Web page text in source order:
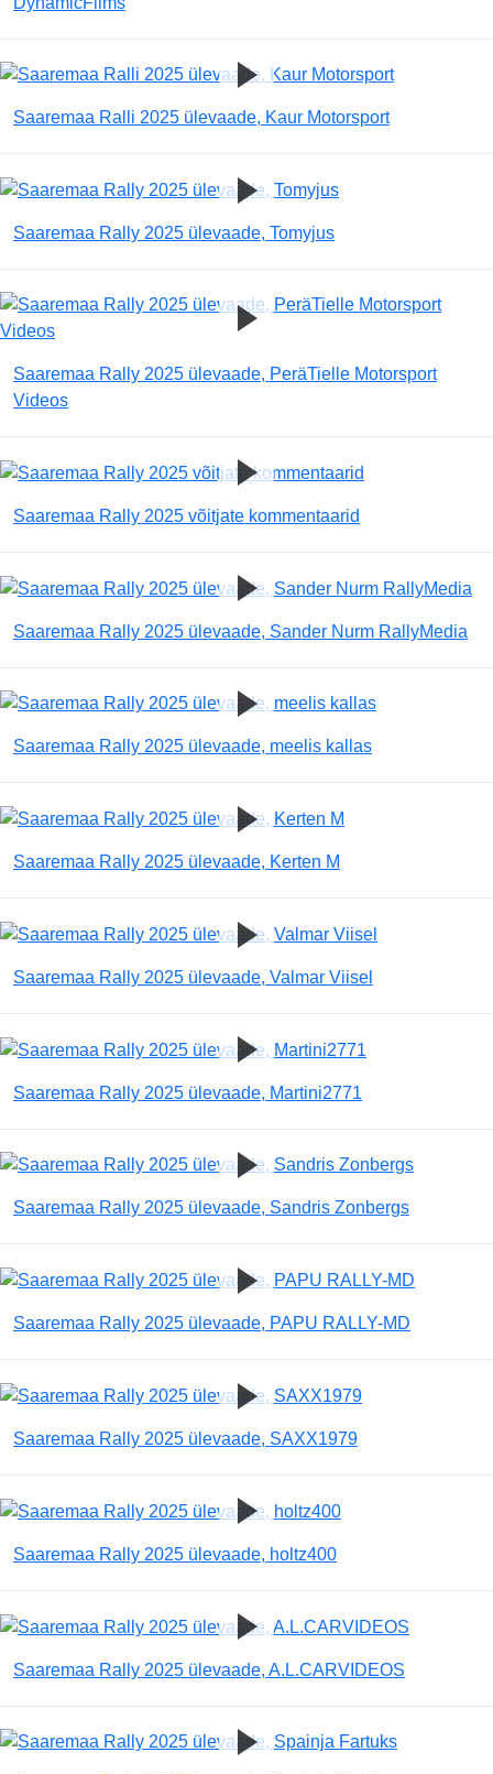
Saaremaa Ralli 2025 ülevaade, Kaur Motorsport
Saaremaa Rally 2025 ülevaade, Tomyjus
Saaremaa Rally 2025 ülevaade, PeräTielle Motorsport
Videos
Saaremaa Rally 2025 võitjate kommentaarid
Saaremaa Rally 2025 ülevaade, Sander Nurm RallyMedia
Saaremaa Rally 2025 ülevaade, meelis kallas
Saaremaa Rally 2025 ülevaade, Kerten M
Saaremaa Rally 2025 ülevaade, Valmar Viisel
Saaremaa Rally 2025 ülevaade, Martini2771
Saaremaa Rally 2025 ülevaade, Sandris Zonbergs
Saaremaa Rally 2025 ülevaade, PAPU RALLY-MD
Saaremaa Rally 2025 ülevaade, SAXX1979
Saaremaa Rally 2025 ülevaade, holtz400
Saaremaa Rally 2025 ülevaade, A.L.CARVIDEOS